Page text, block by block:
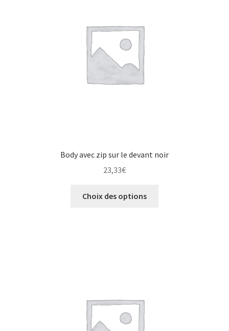
Body avec zip sur le devant noir
23,33€
Choix des options